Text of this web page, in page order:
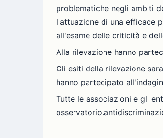
problematiche negli ambiti
l'attuazione di una efficace
all'esame delle criticità e
Alla rilevazione hanno
Gli esiti della rilevazione
hanno partecipato
Tutte le associazioni e gli